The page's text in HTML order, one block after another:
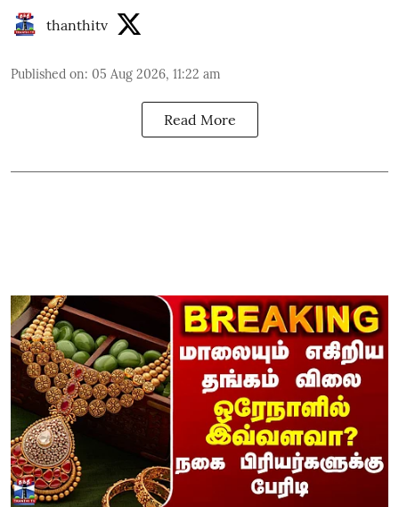
thanthitv
Published on: 05 Aug 2026, 11:22 am
Read More